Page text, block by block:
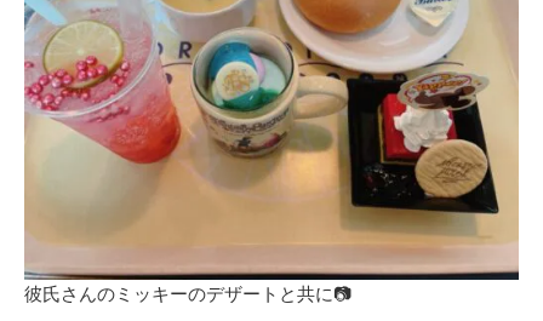
彼氏さんのミッキーのデザートと共に📷